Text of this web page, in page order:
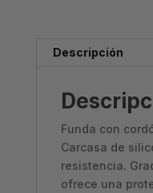
Descripción
Funda con
Carcasa de
resistencia.
ofrece una